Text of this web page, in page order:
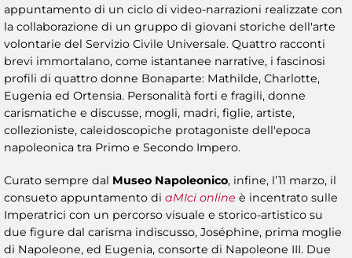
appuntamento di un ciclo di video-narrazioni realizzate con
la collaborazione di un gruppo di giovani storiche dell'arte
volontarie del Servizio Civile Universale. Quattro racconti
brevi immortalano, come istantanee narrative, i fascinosi
profili di quattro donne Bonaparte: Mathilde, Charlotte,
Eugenia ed Ortensia. Personalità forti e fragili, donne
carismatiche e discusse, mogli, madri, figlie, artiste,
collezioniste, caleidoscopiche protagoniste dell'epoca
napoleonica tra Primo e Secondo Impero.
Curato sempre dal Museo Napoleonico, infine, l’11 marzo, il
consueto appuntamento di aMIci online è incentrato sulle
Imperatrici con un percorso visuale e storico-artistico su
due figure dal carisma indiscusso, Joséphine, prima moglie
di Napoleone, ed Eugenia, consorte di Napoleone III. Due